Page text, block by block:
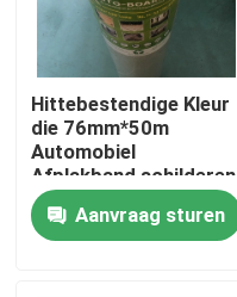
Huis
Hittebestendige Kleur
die 76mm*50m
Automobiel
Afplakband schilderen
Aanvraag sturen